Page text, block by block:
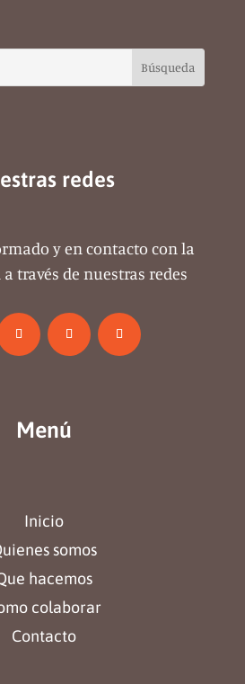
redes
y en contacto con la
través de nuestras redes
Menú
Inicio
somos
hacemos
colaborar
Contacto